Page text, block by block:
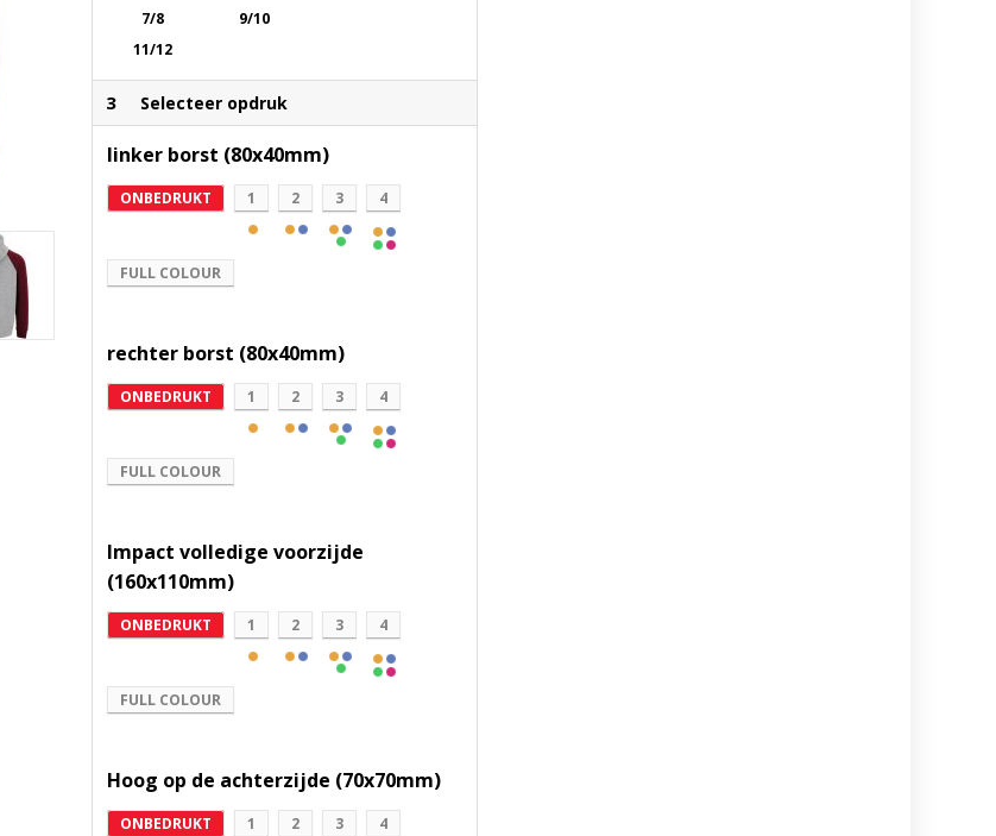
7/8
9/10
11/12
3 Selecteer opdruk
linker borst (80x40mm)
ONBEDRUKT 1 2 3 4
FULL COLOUR
rechter borst (80x40mm)
ONBEDRUKT 1 2 3 4
FULL COLOUR
Impact volledige voorzijde
(160x110mm)
ONBEDRUKT 1 2 3 4
FULL COLOUR
Hoog op de achterzijde (70x70mm)
ONBEDRUKT 1 2 3 4